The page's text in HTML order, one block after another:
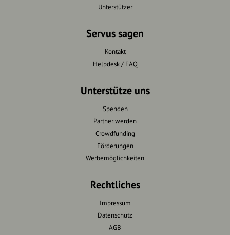
Unterstützer
Servus sagen
Kontakt
Helpdesk / FAQ
Unterstütze uns
Spenden
Partner werden
Crowdfunding
Förderungen
Werbemöglichkeiten
Rechtliches
Impressum
Datenschutz
AGB